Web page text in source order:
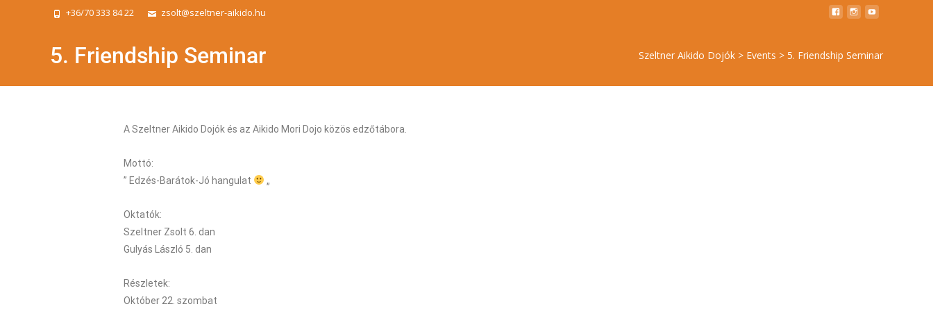
+36/70 333 84 22 zsolt@szeltner-aikido.hu
5. Friendship Seminar Szeltner Aikido Dojók > Events > 5. Friendship Seminar
A Szeltner Aikido Dojók és az Aikido Mori Dojo közös edzőtábora.
Mottó:
” Edzés-Barátok-Jó hangulat
„
Oktatók:
Szeltner Zsolt 6. dan
Gulyás László 5. dan
Részletek:
Október 22. szombat